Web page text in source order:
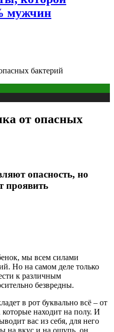
мужчин
бактерий
от опасных
опасность, но
проявить
мы всем силами
Но на самом деле только
к различным
безвредны.
в рот буквально всё – от
находит на полу. И
вас из себя, для него